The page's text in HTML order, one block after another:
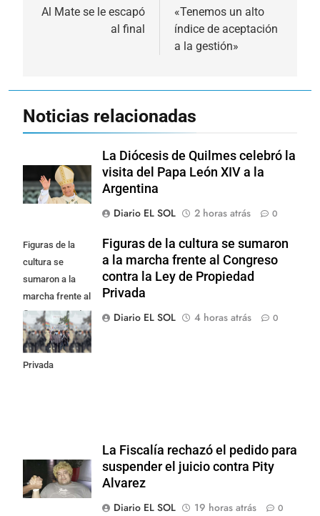
de
Al Mate se le escapó
al final
«Tenemos un alto
índice de aceptación
a la gestión»
Noticias relacionadas
La Diócesis de Quilmes celebró la
visita del Papa León XIV a la
Argentina
Diario EL SOL
2 horas atrás 0
Figuras de la
cultura se
sumaron a la
marcha frente al
Congreso contra
la Ley de
Propiedad
Privada
Figuras de la cultura se sumaron
a la marcha frente al Congreso
contra la Ley de Propiedad
Privada
Diario EL SOL
4 horas atrás 0
La Fiscalía rechazó el pedido para
suspender el juicio contra Pity
Alvarez
Diario EL SOL
19 horas atrás 0